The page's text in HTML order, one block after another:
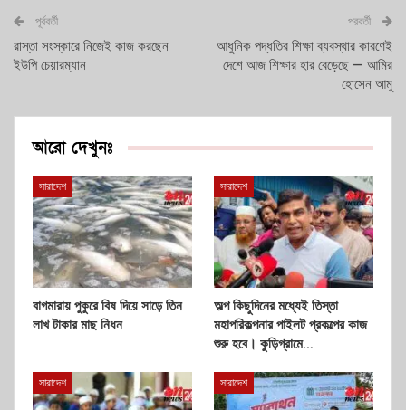
পূর্ববর্তী
রাস্তা সংস্কারে নিজেই কাজ করছেন
ইউপি চেয়ারম্যান
পরবর্তী
আধুনিক পদ্ধতির শিক্ষা ব্যবস্থার কারণেই
দেশে আজ শিক্ষার হার বেড়েছে — আমির
হোসেন আমু
আরো দেখুনঃ
সারাদেশ
বাগমারায় পুকুরে বিষ দিয়ে সাড়ে তিন
লাখ টাকার মাছ নিধন
সারাদেশ
অল্প কিছুদিনের মধ্যেই তিস্তা
মহাপরিকল্পনার পাইলট প্রকল্পের কাজ
শুরু হবে। কুড়িগ্রামে…
সারাদেশ সারাদেশ